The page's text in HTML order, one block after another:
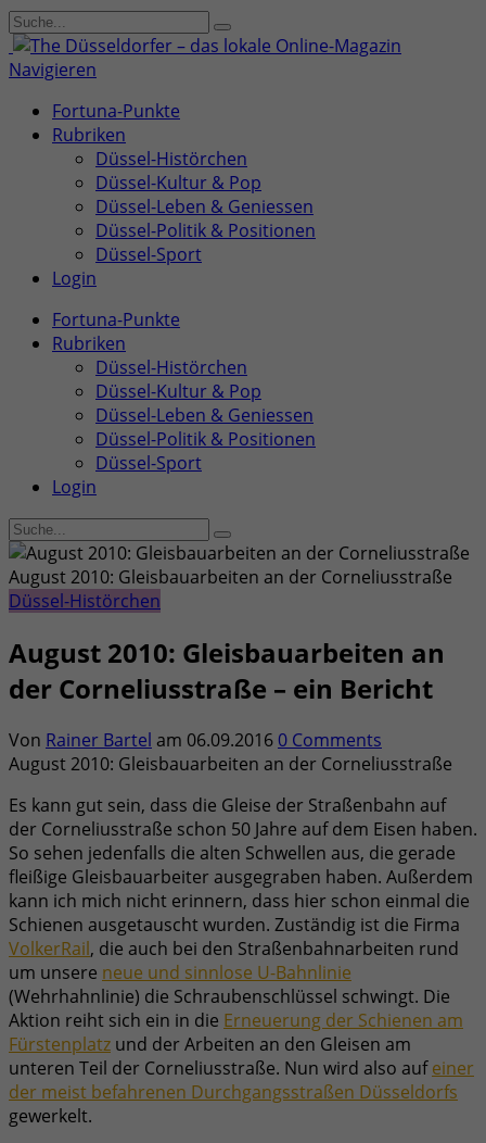
Navigieren
Fortuna-Punkte
Rubriken
Düssel-Histörchen
Düssel-Kultur & Pop
Düssel-Leben & Geniessen
Düssel-Politik & Positionen
Düssel-Sport
Login
Fortuna-Punkte
Rubriken
Düssel-Histörchen
Düssel-Kultur & Pop
Düssel-Leben & Geniessen
Düssel-Politik & Positionen
Düssel-Sport
Login
August 2010: Gleisbauarbeiten an der Corneliusstraße
Düssel-Histörchen
August 2010: Gleisbauarbeiten an
der Corneliusstraße – ein Bericht
Von Rainer Bartel am 06.09.2016 0 Comments
August 2010: Gleisbauarbeiten an der Corneliusstraße
Es kann gut sein, dass die Gleise der Straßenbahn auf
der Corneliusstraße schon 50 Jahre auf dem Eisen haben.
So sehen jedenfalls die alten Schwellen aus, die gerade
fleißige Gleisbauarbeiter ausgegraben haben. Außerdem
kann ich mich nicht erinnern, dass hier schon einmal die
Schienen ausgetauscht wurden. Zuständig ist die Firma
VolkerRail, die auch bei den Straßenbahnarbeiten rund
um unsere neue und sinnlose U-Bahnlinie
(Wehrhahnlinie) die Schraubenschlüssel schwingt. Die
Aktion reiht sich ein in die Erneuerung der Schienen am
Fürstenplatz und der Arbeiten an den Gleisen am
unteren Teil der Corneliusstraße. Nun wird also aufeiner
der meist befahrenen Durchgangsstraßen Düsseldorfs
gewerkelt.